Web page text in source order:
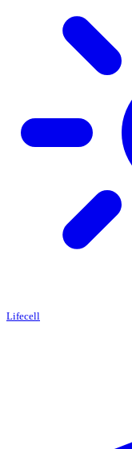
Lifecell